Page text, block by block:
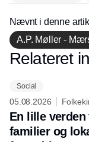
Nævnt i denne
A.P. Møller -
Relateret
Social
05.08.2026
En lille
familier og